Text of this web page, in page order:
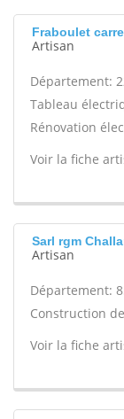
Fraboulet
Artisan
Département:
Tableau
Rénovation
Voir la fiche
Sarl rgm
Artisan
Département:
Construction
Voir la fiche